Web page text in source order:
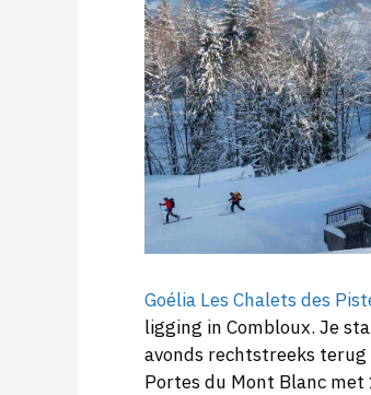
Goélia Les Chalets des
ligging in Combloux. Je
avonds rechtstreeks
Portes du Mont Blanc